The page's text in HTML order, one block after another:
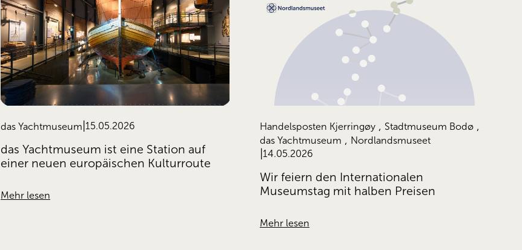
das Yachtmuseum 15.05.2026
das Yachtmuseum ist eine Station auf
einer neuen europäischen Kulturroute
Mehr lesen
Handelsposten Kjerringøy , Stadtmuseum Bodø ,
das Yachtmuseum , Nordlandsmuseet
14.05.2026
Wir feiern den Internationalen
Museumstag mit halben Preisen
Mehr lesen